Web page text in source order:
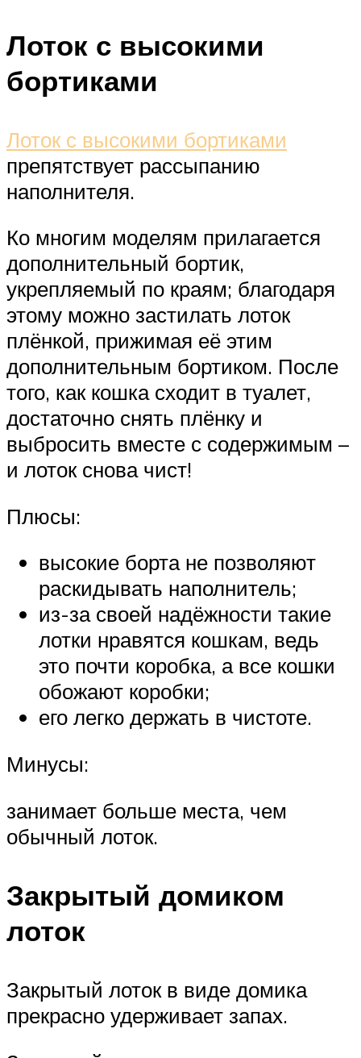
Лоток с высокими
бортиками
Лоток с высокими бортиками
препятствует рассыпанию
наполнителя.
Ко многим моделям прилагается
дополнительный бортик,
укрепляемый по краям; благодаря
этому можно застилать лоток
плёнкой, прижимая её этим
дополнительным бортиком. После
того, как кошка сходит в туалет,
достаточно снять плёнку и
выбросить вместе с содержимым –
и лоток снова чист!
Плюсы:
высокие борта не позволяют
раскидывать наполнитель;
из-за своей надёжности такие
лотки нравятся кошкам, ведь
это почти коробка, а все кошки
обожают коробки;
его легко держать в чистоте.
Минусы:
занимает больше места, чем
обычный лоток.
Закрытый домиком
лоток
Закрытый лоток в виде домика
прекрасно удерживает запах.